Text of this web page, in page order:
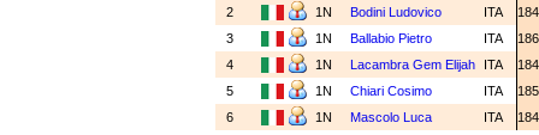
2
1N Bodini Ludovico ITA
3
1N Ballabio Pietro ITA
4
1N Lacambra Gem Elijah ITA
5
1N Chiari Cosimo ITA
6
1N Mascolo Luca ITA